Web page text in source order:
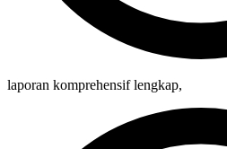
laporan komprehensif lengkap,